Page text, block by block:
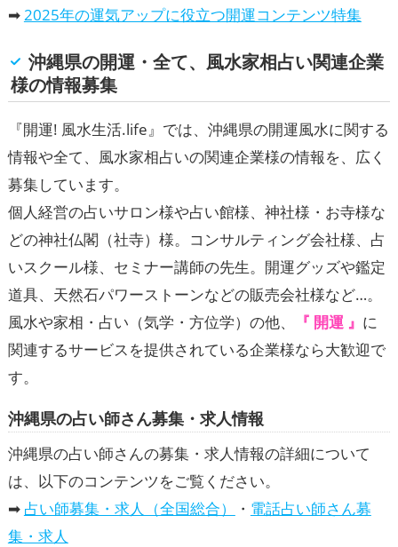
➡2025年の運気アップに役立つ開運コンテンツ特集
沖縄県の開運・全て、風水家相占い関連企業
様の情報募集
『開運! 風水生活.life』では、沖縄県の開運風水に関する
情報や全て、風水家相占いの関連企業様の情報を、広く
募集しています。
個人経営の占いサロン様や占い館様、神社様・お寺様な
どの神社仏閣（社寺）様。コンサルティング会社様、占
いスクール様、セミナー講師の先生。開運グッズや鑑定
道具、天然石パワーストーンなどの販売会社様など…。
風水や家相・占い（気学・方位学）の他、
『 開運 』 に
関連するサービスを提供されている企業様なら大歓迎で
す。
沖縄県の占い師さん募集・求人情報
沖縄県の占い師さんの募集・求人情報の詳細について
は、以下のコンテンツをご覧ください。
➡ 占い師募集・求人（全国総合） ・ 電話占い師さん募
集・求人